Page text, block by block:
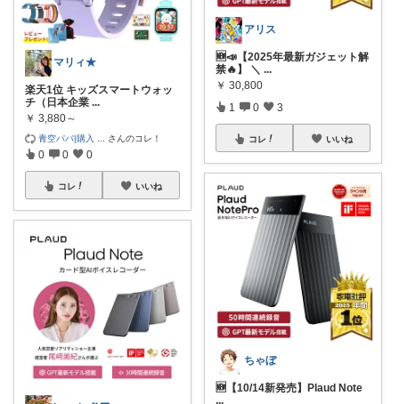
マリィ★
楽天1位 キッズスマートウォッ
チ（日本企業 ...
￥ 3,880～
青空パパ|購入 さんのコレ！
0 0 0
コレ いいね
アリス
🆕📣【2025年最新ガジェット解
禁🔥】 ＼ ...
￥ 30,800
1 0 3
コレ いいね
ちゃぼ
🆕【10/14新発売】Plaud Note
...